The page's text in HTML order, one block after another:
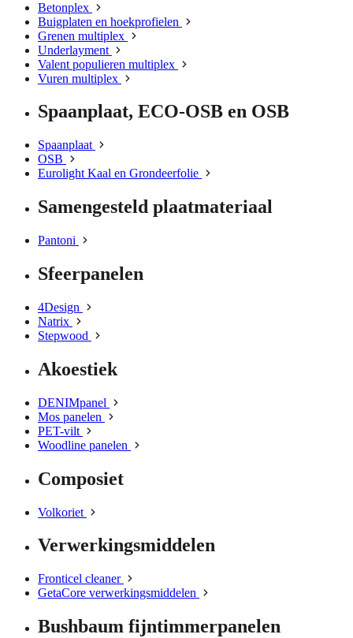
Betonplex
Buigplaten en hoekprofielen
Grenen multiplex
Underlayment
Valent populieren multiplex
Vuren multiplex
Spaanplaat, ECO-OSB en OSB
Spaanplaat
OSB
Eurolight Kaal en Grondeerfolie
Samengesteld plaatmateriaal
Pantoni
Sfeerpanelen
4Design
Natrix
Stepwood
Akoestiek
DENIMpanel
Mos panelen
PET-vilt
Woodline panelen
Composiet
Volkoriet
Verwerkingsmiddelen
Fronticel cleaner
GetaCore verwerkingsmiddelen
Bushbaum fijntimmerpanelen